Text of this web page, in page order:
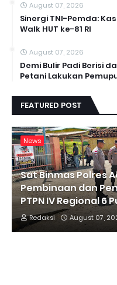
August 07, 2026
Sinergi TNI-Pemda:
Walk HUT ke-81 RI
August 07, 2026
Demi Bulir Padi Berisi
Petani Lakukan
FEATURED POST
News
Sat Binmas Polres
Pembinaan dan
PTPN IV Regional 6
Redaksi August 07,